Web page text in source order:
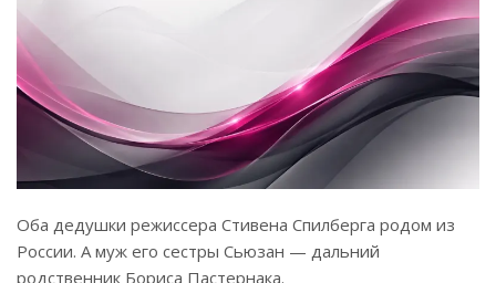
Оба дедушки режиссера Стивена Спилберга родом из
России. А муж его сестры Сьюзан — дальний
родственник Бориса Пастернака.